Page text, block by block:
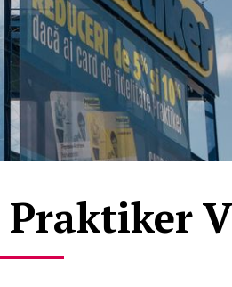
Praktiker